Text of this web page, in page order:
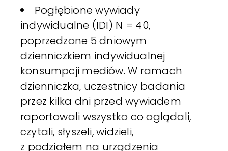
Pogłębione wywiady
indywidualne (IDI) N = 40,
poprzedzone 5 dniowym
dzienniczkiem indywidualnej
konsumpcji mediów. W ramach
dzienniczka, uczestnicy badania
przez kilka dni przed wywiadem
raportowali wszystko co oglądali,
czytali, słyszeli, widzieli,
z podziałem na urządzenia